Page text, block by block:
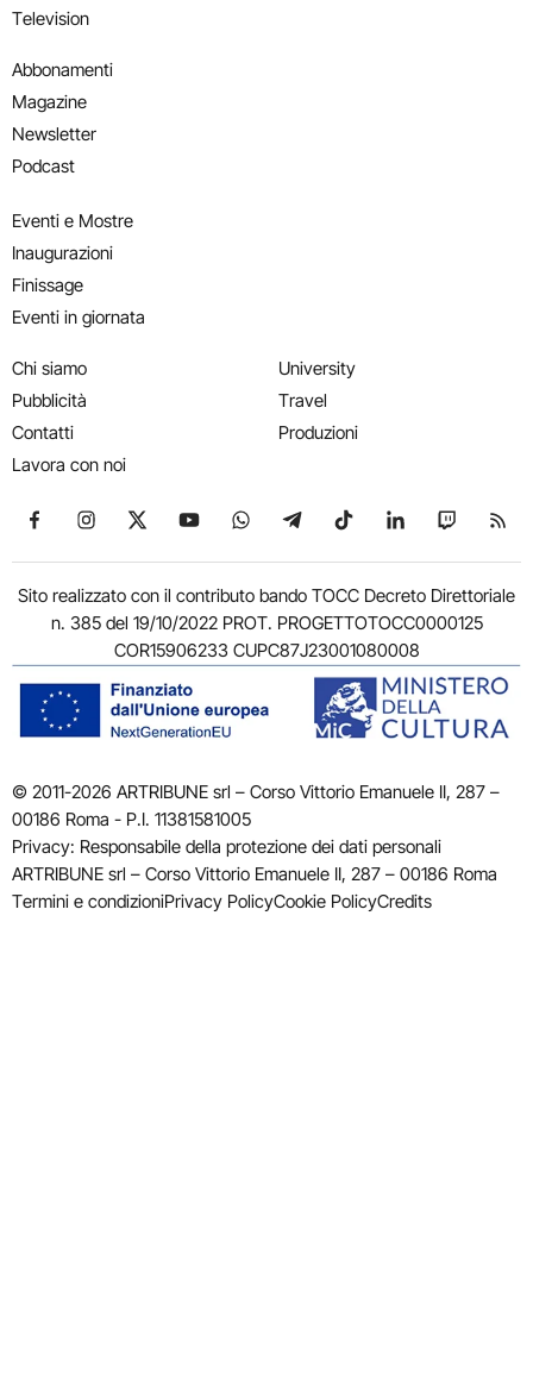
Television
Abbonamenti
Magazine
Newsletter
Podcast
Eventi e Mostre
Inaugurazioni
Finissage
Eventi in giornata
Chi siamo
Pubblicità
Contatti
Lavora con noi
University
Travel
Produzioni
Seguici su Facebook
Seguici su Instagram
Seguici su X
Seguici su YouTube
Seguici su WhatsApp
Seguici su Telegram
Seguici su TikTok
Seguici su
Seguici
Sito realizzato con il contributo bando TOCC Decreto Direttoriale
n. 385 del 19/10/2022 PROT. PROGETTOTOCC0000125
COR15906233 CUPC87J23001080008
© 2011-2026 ARTRIBUNE srl – Corso Vittorio Emanuele II, 287 –
00186 Roma - P.I. 11381581005
Privacy: Responsabile della protezione dei dati personali
ARTRIBUNE srl – Corso Vittorio Emanuele II, 287 – 00186 Roma
Termini e condizioniPrivacy PolicyCookie PolicyCredits